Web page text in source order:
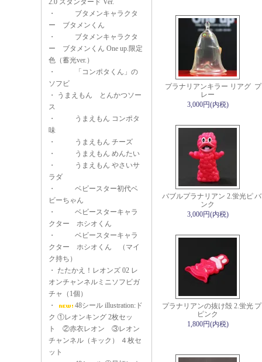
2.0 スタンダード Ver.
・
ブタメンキャラクタ
ー ブタメンくん
・
ブタメンキャラクタ
ー ブタメンくん One up.限定
色（蓄光ver.）
・
「コンポタくん」の
ソフビ
・
うまえもん とんかつソー
ス
・
うまえもん コンポタ
味
・
うまえもん チーズ
・
うまえもん めんたい
・
うまえもん やさいサ
ラダ
・
ベビースター初代ベ
ビーちゃん
・
ベビースターキャラ
クター ホシオくん
・
ベビースターキャラ
クター ホシオくん （マイ
ク持ち）
・ たたかえ！レオンズ 02 レ
オンチャンネルミニソフビガ
チャ（1個）
・
48シール illustration:ド
ク ①レオンキング 2枚セッ
ト ②赤衣レオン ③レオン
チャンネル（キック） ４枚セ
ット
プラナリアンキラー リアグ
レー
3,000円(内税)
バブルプラナリアン 2.蛍光ピ
ンク
3,000円(内税)
プラナリアンの抜け殻 2.蛍光
ピンク
1,800円(内税)